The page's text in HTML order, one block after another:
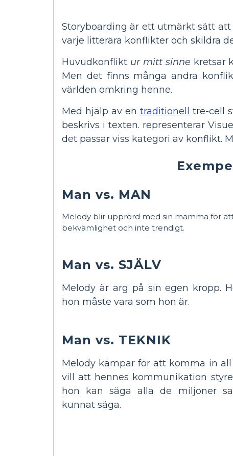
Storyboarding är ett utmärkt sätt att
varje litterära konflikter och skildra
Huvudkonflikt ur mitt sinne kretsar
Men det finns många andra
världen omkring henne.
Med hjälp av en traditionell tre-cell
beskrivs i texten. representerar
det passar viss kategori av konflikt.
Man vs. MAN
Melody blir upprörd med sin mamma för
bekvämlighet och inte trendigt.
Man vs. SJÄLV
Melody är arg på sin egen kropp.
hon måste vara som hon är.
Man vs. TEKNIK
Melody kämpar för att komma in
vill att hennes kommunikation
hon kan säga alla de miljoner
kunnat säga.